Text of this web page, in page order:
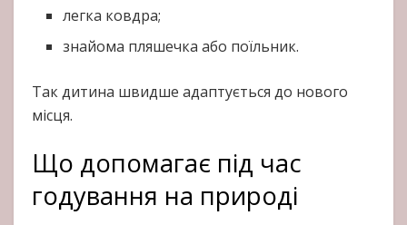
легка ковдра;
знайома пляшечка або поїльник.
Так дитина швидше адаптується до нового
місця.
Що допомагає під час
годування на природі